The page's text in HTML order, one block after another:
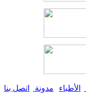
الأطباء مدونة اتصل بنا